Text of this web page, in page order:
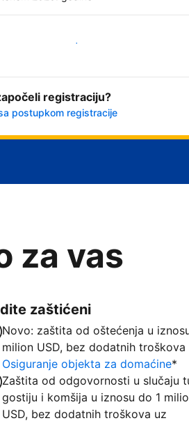
Počnite odmah
registraciju?
postupkom registracije
za vas
zaštićeni
Novo: zaštita od oštećenja u
milion USD, bez dodatnih troškova
Osiguranje objekta za domaćine*
Zaštita od odgovornosti u slučaju
gostiju i komšija u iznosu do 1
USD, bez dodatnih troškova uz